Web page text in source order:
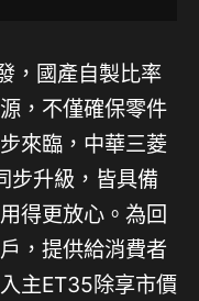
，國產自製比率
，不僅確保零件
來臨，中華三菱
步升級，皆具備
得更放心。為回
，提供給消費者
主ET35除享市價